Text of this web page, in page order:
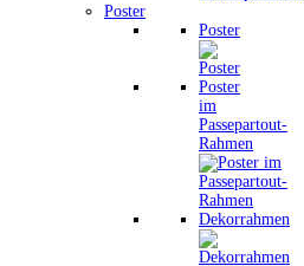
Poster
Poster
Poster
im
Passepartout-
Rahmen
Dekorrahmen